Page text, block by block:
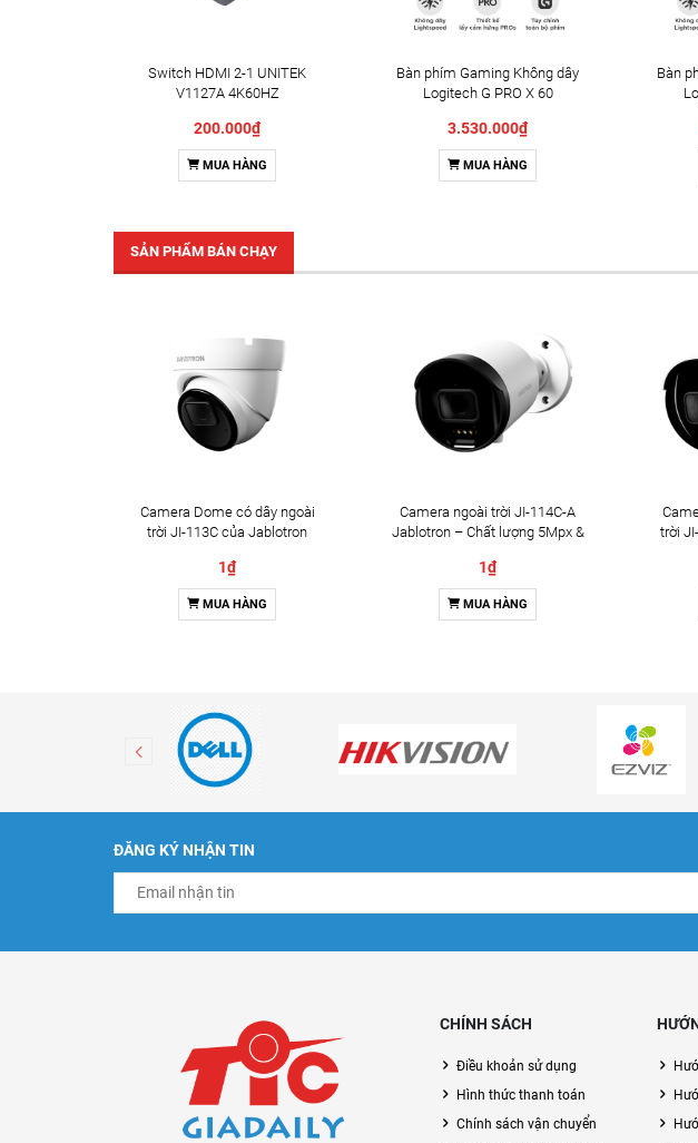
Switch HDMI 2-1 UNITEK
V1127A 4K60HZ
200.000₫
MUA HÀNG
Bàn phím Gaming Không dây
Logitech G PRO X 60
GX Tactile (Hồng) (920-
011954)
3.530.000₫
MUA HÀNG
Bàn
SẢN PHẨM BÁN CHẠY
Camera Dome có dây ngoài
trời JI-113C của Jablotron
1₫
MUA HÀNG
Camera ngoài trời JI-114C-A
Jablotron – Chất lượng 5Mpx &
1₫
MUA HÀNG
trời
ĐĂNG KÝ NHẬN TIN
CHÍNH SÁCH
Điều khoản sử dụng
Hình thức thanh toán
Chính sách vận chuyển